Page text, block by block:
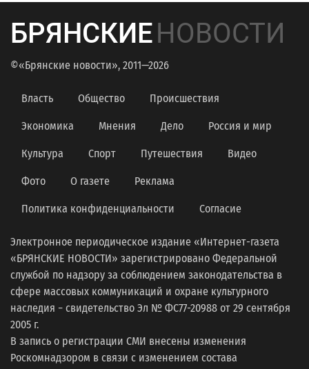
БРЯНСКИЕНОВОСТИ
©«Брянские новости», 2011—2026
Власть Общество Происшествия
Экономика Мнения Дело Россия и мир
Культура Спорт Путешествия Видео
Фото О газете Реклама
Политика конфиденциальности Согласие
Электронное периодическое издание «Интернет-газета
«БРЯНСКИЕ НОВОСТИ» зарегистрировано Федеральной
службой по надзору за соблюдением законодательства в
сфере массовых коммуникаций и охране культурного
наследия − свидетельство Эл № ФС77-20988 от 29 сентября
2005 г.
В запись о регистрации СМИ внесены изменения
Роскомнадзором в связи с изменением состава